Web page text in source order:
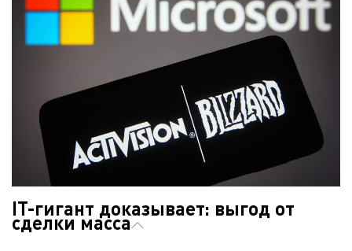
IT-гигант доказывает: выгод от
сделки масса